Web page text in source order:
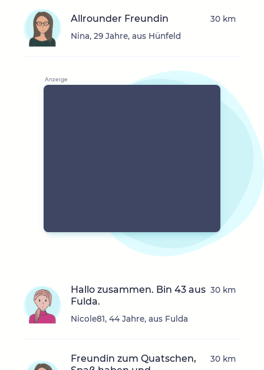
Allrounder Freundin
Nina, 29 Jahre, aus Hünfeld
30 km
Hallo zusammen. Bin 43 aus
Fulda.
Nicole81, 44 Jahre, aus Fulda
30 km
Freundin zum Quatschen,
30 km